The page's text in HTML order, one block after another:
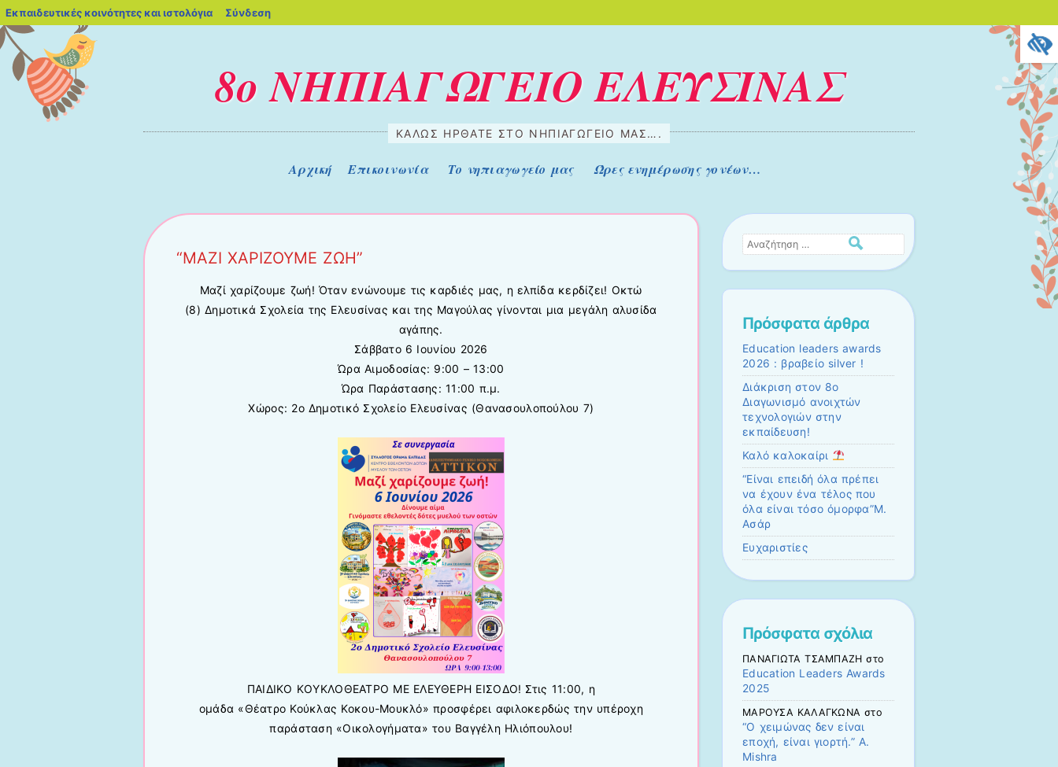
8ο ΝΗΠΙΑΓΩΓΕΙΟ ΕΛΕΥΣΙΝΑΣ
ΚΑΛΏΣ ΉΡΘΑΤΕ ΣΤΟ ΝΗΠΙΑΓΩΓΕΊΟ ΜΑΣ….
Μετάβαση στο περιεχόμενο
Αρχική Επικοινωνία Το νηπιαγωγείο μας Ώρες ενημέρωσης γονέων…
“ΜΑΖΙ ΧΑΡΙΖΟΥΜΕ ΖΩΗ”
Μαζί χαρίζουμε ζωή! Όταν ενώνουμε τις καρδιές μας, η ελπίδα κερδίζει! Οκτώ
(8) Δημοτικά Σχολεία της Ελευσίνας και της Μαγούλας γίνονται μια μεγάλη αλυσίδα
αγάπης.
Σάββατο 6 Ιουνίου 2026
Ώρα Αιμοδοσίας: 9:00 – 13:00
Ώρα Παράστασης: 11:00 π.μ.
Χώρος: 2ο Δημοτικό Σχολείο Ελευσίνας (Θανασουλοπούλου 7)
ΠΑΙΔΙΚΟ ΚΟΥΚΛΟΘΕΑΤΡΟ ΜΕ ΕΛΕΥΘΕΡΗ ΕΙΣΟΔΟ! Στις 11:00, η
ομάδα «Θέατρο Κούκλας Κοκου-Μουκλό» προσφέρει αφιλοκερδώς την υπέροχη
παράσταση «Οικολογήματα» του Βαγγέλη Ηλιόπουλου!
Αναζήτηση
Πρόσφατα άρθρα
Education leaders awards
2026 : βραβείο silver !
Διάκριση στον 8ο
Διαγωνισμό ανοιχτών
τεχνολογιών στην
εκπαίδευση!
Καλό καλοκαίρι
“Είναι επειδή όλα πρέπει
να έχουν ένα τέλος που
όλα είναι τόσο όμορφα”Μ.
Ασάρ
Ευχαριστίες
Πρόσφατα σχόλια
ΠΑΝΑΓΙΩΤΑ ΤΣΑΜΠΑΖΗ στο
Education Leaders Awards
2025
ΜΑΡΟΥΣΑ ΚΑΛΑΓΚΩΝΑ στο
“Ο χειμώνας δεν είναι
εποχή, είναι γιορτή.” Α.
Mishra
Εκπαιδευτικές κοινότητες και ιστολόγια blogs.sch.gr
Σύνδεση